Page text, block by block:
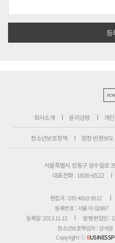
PC
회사소개 윤리강령 개
청소년보호정책 정정·반론보도
서울특별시 성동구 성수일로
대표전화 : 1800-6522
편집국 : 070-4010-8512
등록번호 : 서울 아 02897
등록일: 2013.11.13
발행·편집인 :
청소년보호책임자 : 강석운
Copyright ⓒB